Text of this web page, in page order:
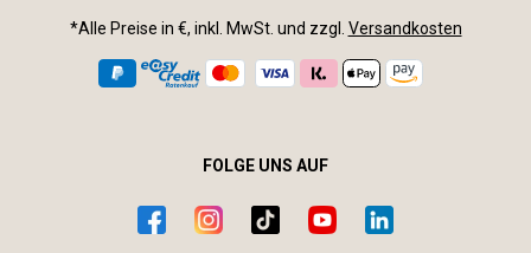
*Alle Preise in €, inkl. MwSt. und zzgl. Versandkosten
FOLGE UNS AUF